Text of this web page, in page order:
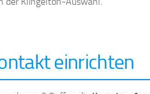
einrichten